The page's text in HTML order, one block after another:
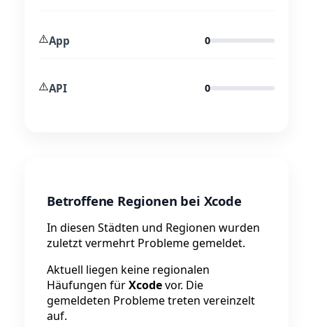
⚠️App 0
⚠️API 0
Betroffene Regionen bei Xcode
In diesen Städten und Regionen wurden
zuletzt vermehrt Probleme gemeldet.
Aktuell liegen keine regionalen
Häufungen fürXcodevor. Die
gemeldeten Probleme treten vereinzelt
auf.